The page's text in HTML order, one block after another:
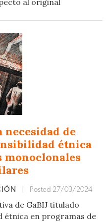
al original
necesidad de
étnica
monoclonales
Posted 27/03/2024
de GaBIJ titulado
étnica en programas de